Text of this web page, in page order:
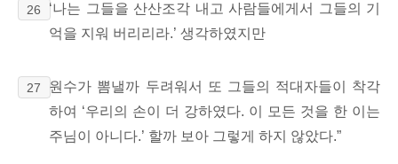
26 ‘나는 그들을 산산조각 내고 사람들에게서 그들의 기
억을 지워 버리리라.’ 생각하였지만
27
원수가 뽐낼까 두려워서 또 그들의 적대자들이 착각
하여 ‘우리의 손이 더 강하였다. 이 모든 것을 한 이는
주님이 아니다.’ 할까 보아 그렇게 하지 않았다.”